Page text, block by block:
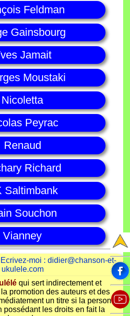
Feldman
Gainsbourg
Jamait
Moustaki
Nicoletta
Peyrac
Renaud
Richard
Saltimbank
Souchon
Vianney
moi : didier@chanson-et-
ukulele.com
qui sert indirectement et
promotion des auteurs et des
un titre si la personne
possédant les droits en fait la